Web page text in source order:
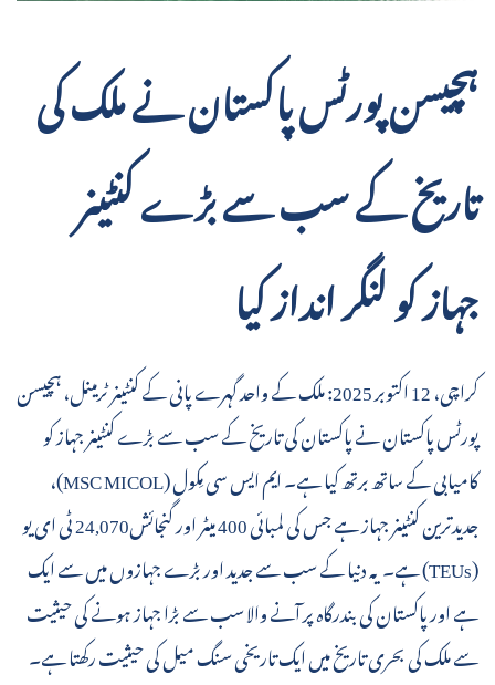
ہچیسن پورٹس پاکستان نے ملک کی
تاریخ کے سب سے بڑے کنٹینر
جہاز کو لنگر انداز کیا
کراچی، 12 اکتوبر 2025: ملک کے واحد گہرے پانی کے کنٹینر ٹرمینل، ہچیسن
پورٹس پاکستان نے پاکستان کی تاریخ کے سب سے بڑے کنٹینر جہاز کو
کامیابی کے ساتھ برتھ کیا ہے۔ ایم ایس سی مِکول (MSC MICOL)،
جدیدترین کنٹینر جہاز ہے جس کی لمبائی 400 میٹر اور گنجائش24,070 ٹی ای یو
(TEUs) ہے۔ یہ دنیا کے سب سے جدید اور بڑے جہازوں میں سے ایک
ہے اور پاکستان کی بندرگاہ پر آنے والا سب سے بڑا جہاز ہونے کی حیثیت
سے ملک کی بحری تاریخ میں ایک تاریخی سنگ میل کی حیثیت رکھتا ہے۔